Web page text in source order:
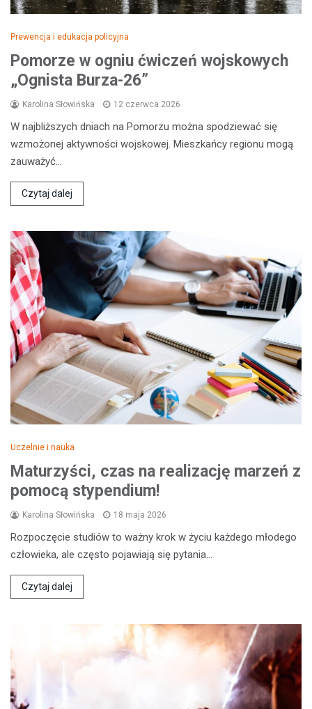
Prewencja i edukacja policyjna
Pomorze w ogniu ćwiczeń wojskowych
„Ognista Burza-26”
Karolina Słowińska 12 czerwca 2026
W najbliższych dniach na Pomorzu można spodziewać się
wzmożonej aktywności wojskowej. Mieszkańcy regionu mogą
zauważyć…
Czytaj dalej
Uczelnie i nauka
Maturzyści, czas na realizację marzeń z
pomocą stypendium!
Karolina Słowińska 18 maja 2026
Rozpoczęcie studiów to ważny krok w życiu każdego młodego
człowieka, ale często pojawiają się pytania…
Czytaj dalej